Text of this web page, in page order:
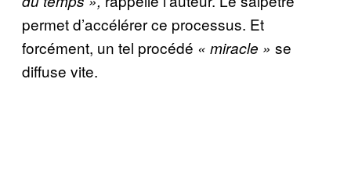
permet d’accélérer ce processus. Et
forcément, un tel procédé « miracle » se
diffuse vite.